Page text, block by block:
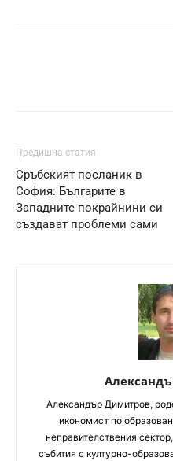
Предишна статия
Сръбският посланик в
София: Българите в
Западните покрайнини си
създават проблеми сами
Aлександър Димитров,
икономист по
неправителствения
събития с културно-